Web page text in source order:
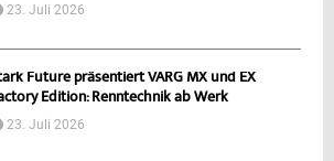
23. Juli 2026
Future präsentiert VARG MX und EX
Edition: Renntechnik ab Werk
23. Juli 2026